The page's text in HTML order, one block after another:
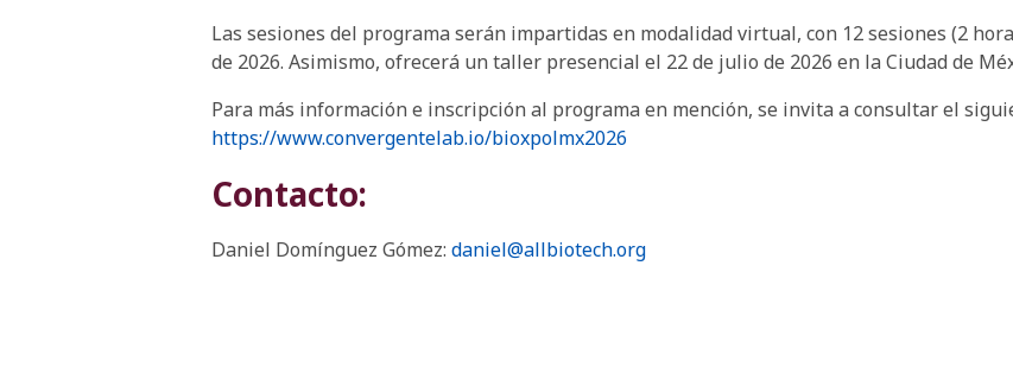
Las sesiones del programa serán impartidas en modalidad virtual, con 12 sesiones (2
de 2026. Asimismo, ofrecerá un taller presencial el 22 de julio de 2026 en la Ciudad de
Para más información e inscripción al programa en mención, se invita a consultar el
https://www.convergentelab.io/bioxpolmx2026
Contacto:
Daniel Domínguez Gómez: daniel@allbiotech.org